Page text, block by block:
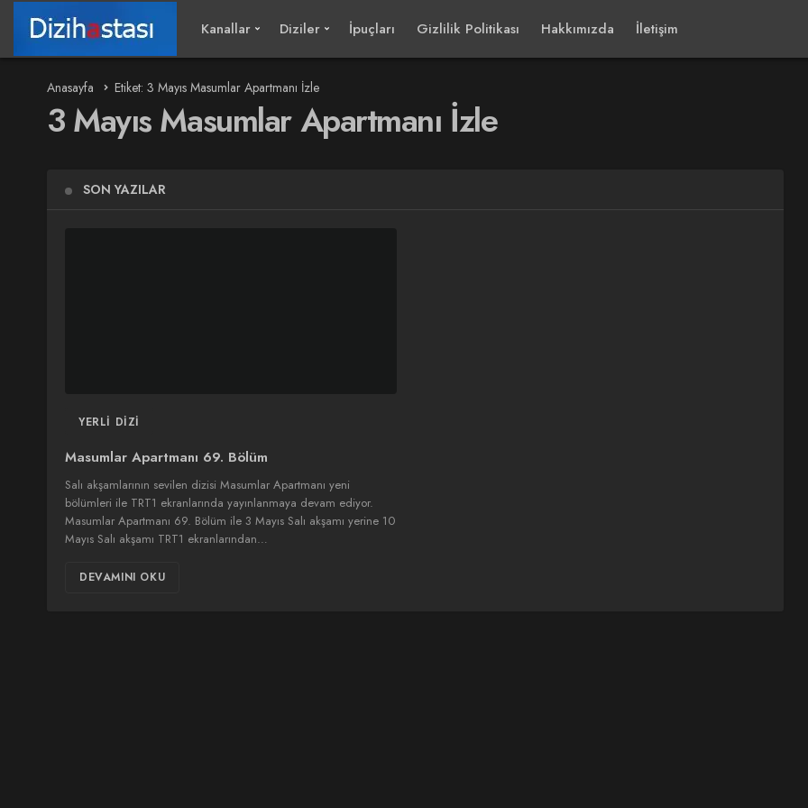
Kanallar Diziler İpuçları Gizlilik Politikası Hakkımızda İletişim
Anasayfa Etiket: 3 Mayıs Masumlar Apartmanı İzle
3 Mayıs Masumlar Apartmanı İzle
SON YAZILAR
YERLI DIZI
Masumlar Apartmanı 69. Bölüm
Salı akşamlarının sevilen dizisi Masumlar Apartmanı yeni
bölümleri ile TRT1 ekranlarında yayınlanmaya devam ediyor.
Masumlar Apartmanı 69. Bölüm ile 3 Mayıs Salı akşamı yerine 10
Mayıs Salı akşamı TRT1 ekranlarından…
DEVAMINI OKU